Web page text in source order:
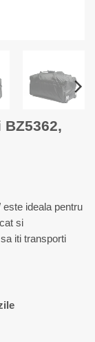
ideala pentru
si
iti transporti